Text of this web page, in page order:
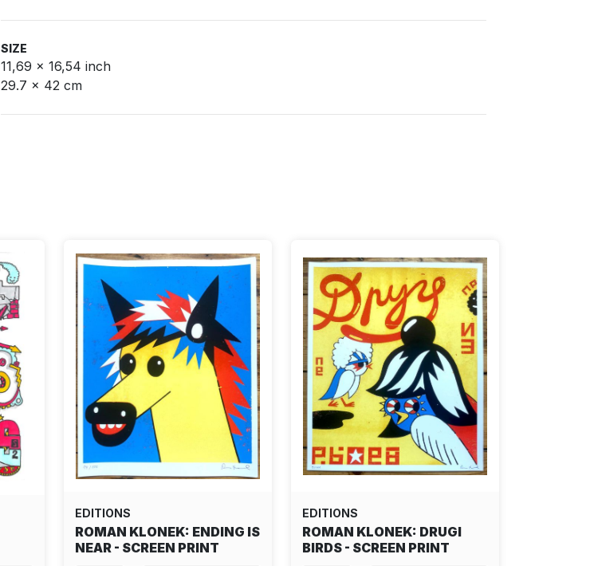
SIZE
11,69 x 16,54 inch
29.7 x 42 cm
EDITIONS
ROMAN KLONEK: ENDING IS
NEAR - SCREEN PRINT
EDITIONS
ROMAN KLONEK: DRUGI
BIRDS - SCREEN PRINT